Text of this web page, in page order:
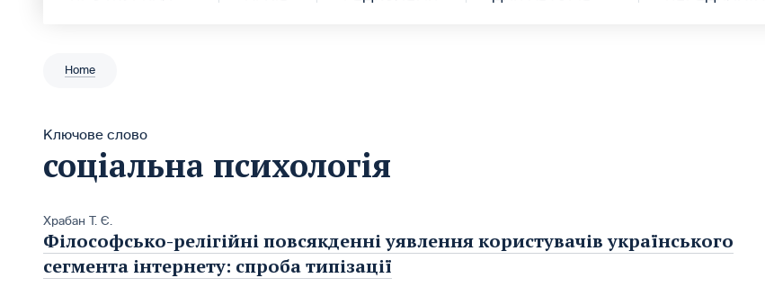
Home
Ключове слово
соціальна психологія
Храбан Т. Є.
Філософсько-релігійні повсякденні уявлення користувачів українського
сегмента інтернету: спроба типізації